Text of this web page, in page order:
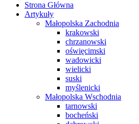
Strona Główna
Artykuły
Małopolska Zachodnia
krakowski
chrzanowski
oświęcimski
wadowicki
wielicki
suski
myślenicki
Małopolska Wschodnia
tarnowski
bocheński